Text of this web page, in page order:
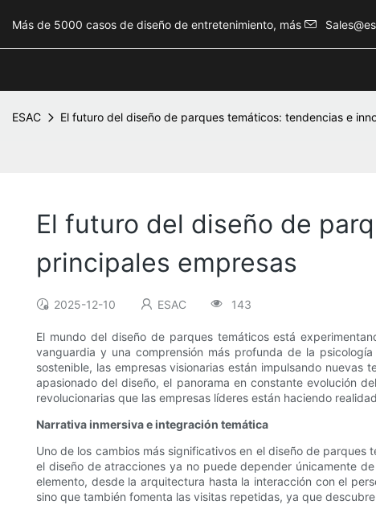
Más de 5000 casos de diseño de entretenimiento, más
ESAC El futuro del diseño de parques temáticos: tendencias e
El futuro del diseño de
principales empresas
2025-12-10 ESAC 143
El mundo del diseño de parques temáticos está
vanguardia y una comprensión más profunda de la
sostenible, las empresas visionarias están impulsando
apasionado del diseño, el panorama en constante evolución
revolucionarias que las empresas líderes están haciendo
Narrativa inmersiva e integración temática
Uno de los cambios más significativos en el diseño de
el diseño de atracciones ya no puede depender únicamente
elemento, desde la arquitectura hasta la interacción con el
sino que también fomenta las visitas repetidas, ya que